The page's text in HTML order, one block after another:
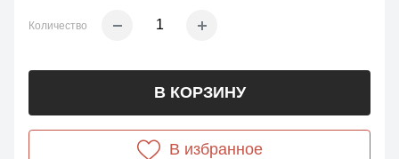
Количество
В КОРЗИНУ
В избранное